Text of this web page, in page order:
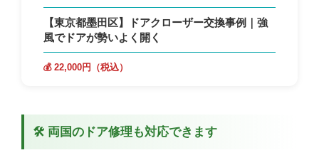
【東京都墨田区】ドアクローザー交換事例｜強
風でドアが勢いよく開く
💰 22,000円（税込）
🛠 両国のドア修理も対応できます